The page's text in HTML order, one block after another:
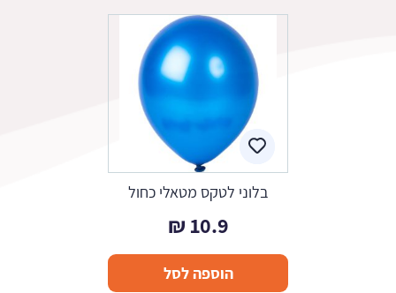
בלוני לטקס מטאלי כחול
10.9
₪
הוספה לסל